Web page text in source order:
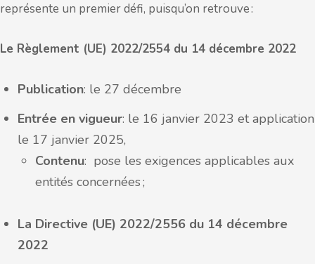
représente un premier défi, puisqu’on retrouve :
Le Règlement (UE) 2022/2554 du 14 décembre 2022
Publication: le 27 décembre
Entrée en vigueur: le 16 janvier 2023 et application
le 17 janvier 2025,
Contenu: pose les exigences applicables aux
entités concernées ;
La Directive (UE) 2022/2556 du 14 décembre
2022